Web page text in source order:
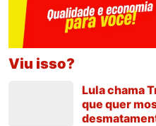
Viu isso?
Lula chama
que quer